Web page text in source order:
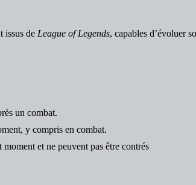
issus de League of Legends, capables d’évoluer
un combat.
y compris en combat.
et ne peuvent pas être contrés